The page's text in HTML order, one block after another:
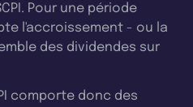
Pour une période
l'accroissement - ou la
des dividendes sur
comporte donc des